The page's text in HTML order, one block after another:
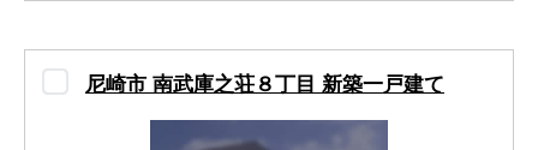
尼崎市 南武庫之荘８丁目 新築一戸建て